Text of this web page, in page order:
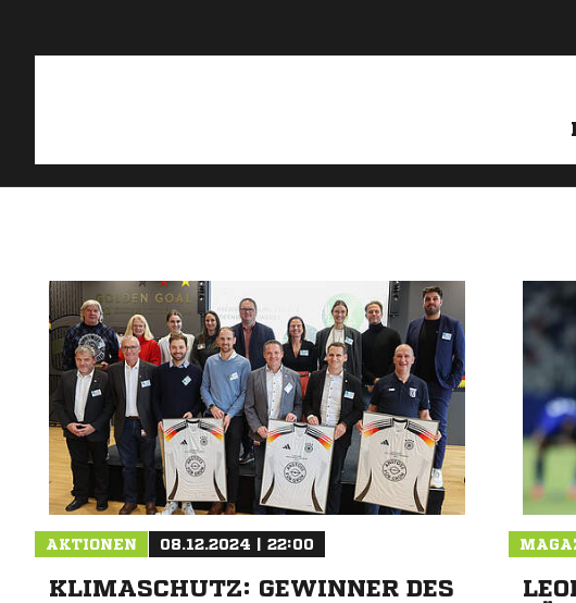
AKTIONEN 08.12.2024 | 22:00
KLIMASCHUTZ: GEWINNER DES